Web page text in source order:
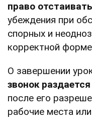
право
убеждения при
спорных и
корректной
О завершении
звонок
после его
рабочие места